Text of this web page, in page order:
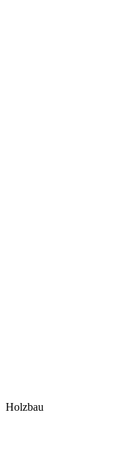
Holzbau